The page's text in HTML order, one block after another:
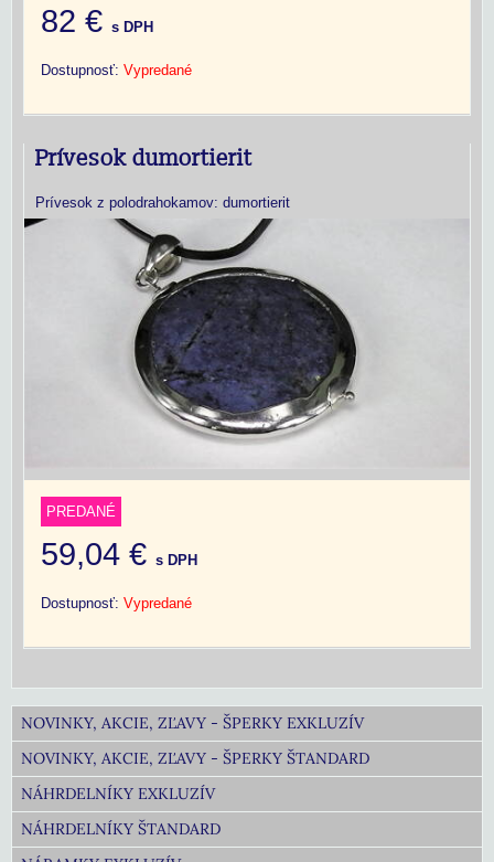
82 € s DPH
Dostupnosť: Vypredané
Prívesok dumortierit
Prívesok z polodrahokamov: dumortierit
PREDANÉ
59,04 € s DPH
Dostupnosť: Vypredané
NOVINKY, AKCIE, ZĽAVY - ŠPERKY EXKLUZÍV
NOVINKY, AKCIE, ZĽAVY - ŠPERKY ŠTANDARD
NÁHRDELNÍKY EXKLUZÍV
NÁHRDELNÍKY ŠTANDARD